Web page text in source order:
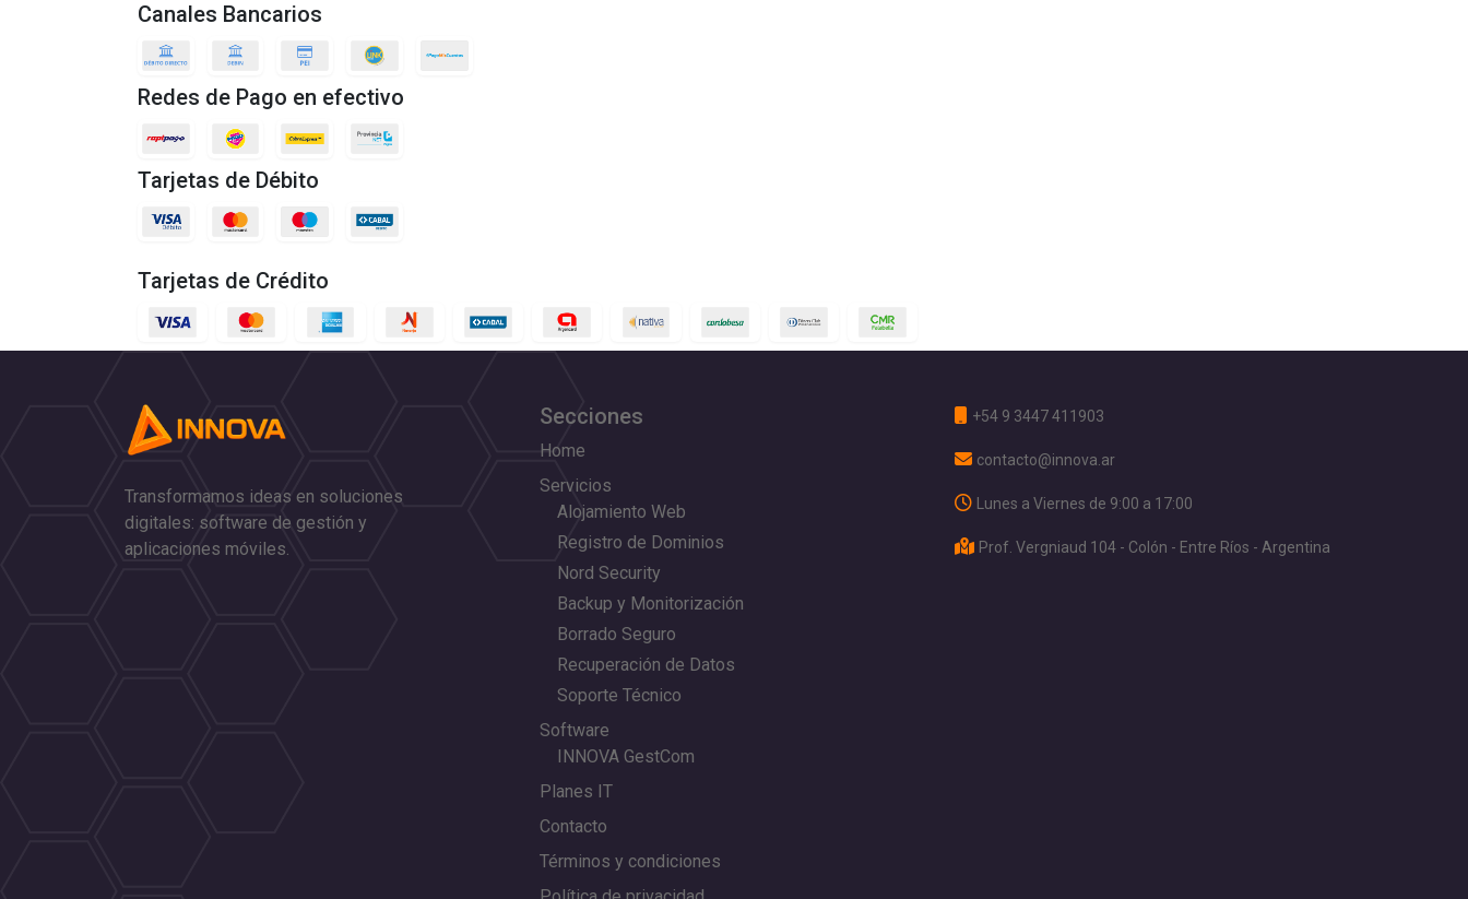
Canales Bancarios
Redes de Pago en efectivo
Tarjetas de Débito
Tarjetas de Crédito
Transformamos ideas en soluciones
digitales: software de gestión y
aplicaciones móviles.
Secciones
Home
Servicios
Alojamiento Web
Registro de Dominios
Nord Security
Backup y Monitorización
Borrado Seguro
Recuperación de Datos
Soporte Técnico
Software
INNOVA GestCom
Planes IT
Contacto
Términos y condiciones
+54 9 3447 411903
contacto@innova.ar
Lunes a Viernes de 9:00 a 17:00
Prof. Vergniaud 104 - Colón - Entre Ríos - Argentina